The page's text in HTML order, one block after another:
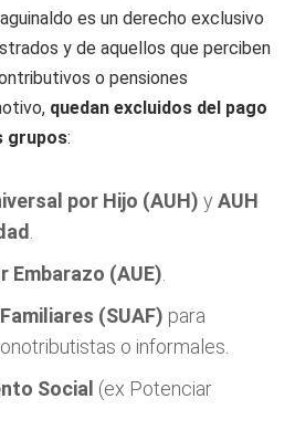
es un derecho exclusivo
y de aquellos que perciben
o pensiones
quedan excluidos del pago
grupos:
por Hijo (AUH) y AUH
Embarazo (AUE)
(SUAF) para
o informales.
Social (ex Potenciar